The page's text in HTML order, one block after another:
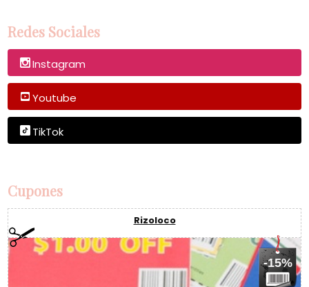
Redes Sociales
Instagram
Youtube
TikTok
Cupones
Rizoloco
-15%